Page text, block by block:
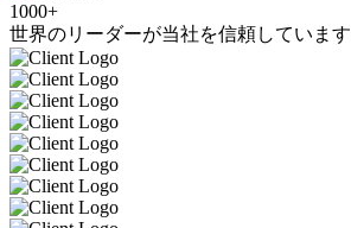
1000+
世界のリーダーが当社を信頼しています